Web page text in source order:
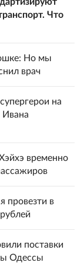
Что
Но мы
врач
на
Ивана
временно
провезти в
поставки
Одессы